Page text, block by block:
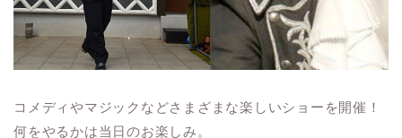
コメディやマジックなどさまざまな楽しいショーを開催！
何をやるかは当日のお楽しみ。